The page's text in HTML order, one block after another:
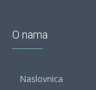
O nama
Naslovnica